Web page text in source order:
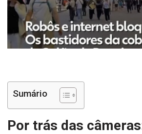
Sumário
Por trás das